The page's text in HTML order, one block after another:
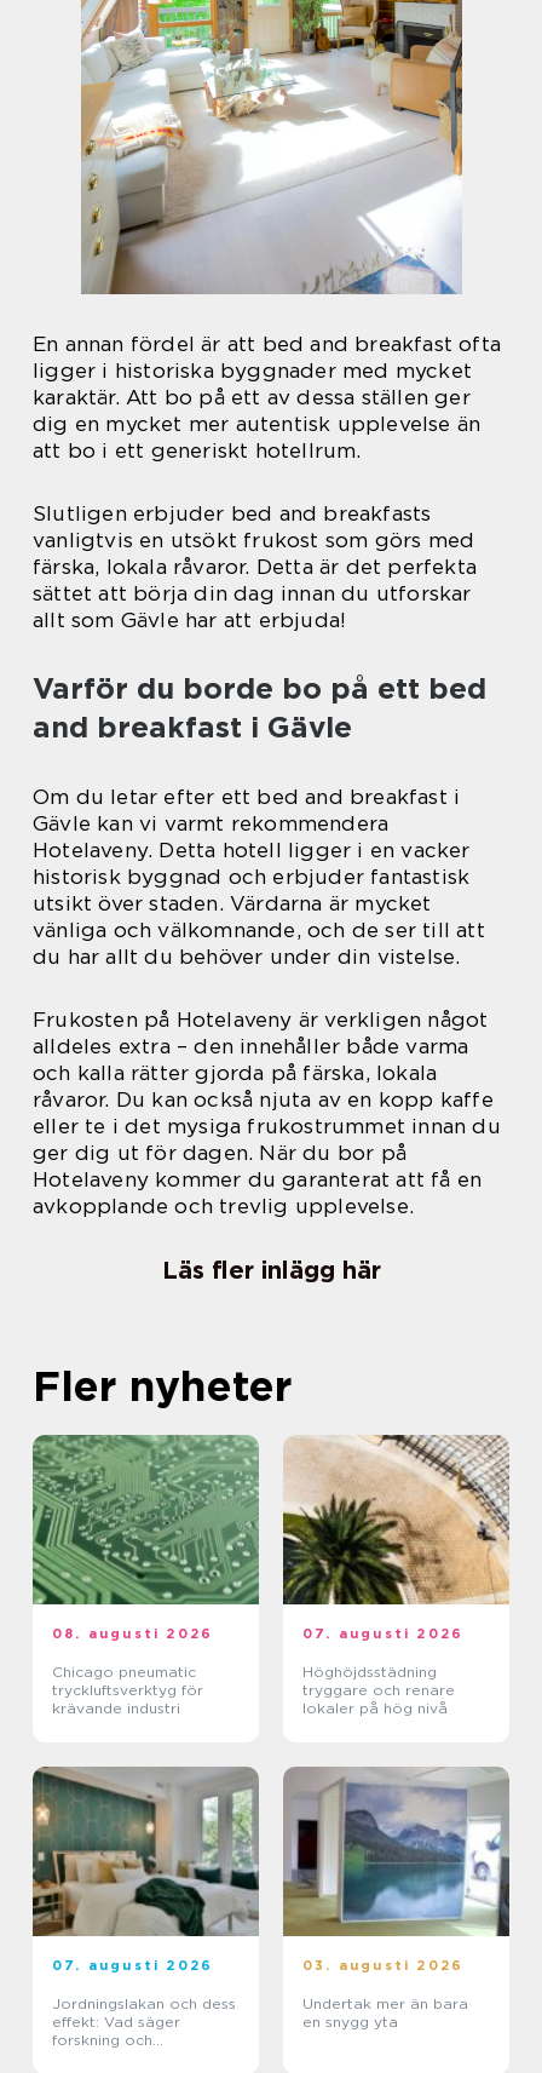
En annan fördel är att bed and breakfast ofta
ligger i historiska byggnader med mycket
karaktär. Att bo på ett av dessa ställen ger
dig en mycket mer autentisk upplevelse än
att bo i ett generiskt hotellrum.
Slutligen erbjuder bed and breakfasts
vanligtvis en utsökt frukost som görs med
färska, lokala råvaror. Detta är det perfekta
sättet att börja din dag innan du utforskar
allt som Gävle har att erbjuda!
Varför du borde bo på ett bed
and breakfast i Gävle
Om du letar efter ett bed and breakfast i
Gävle kan vi varmt rekommendera
Hotelaveny. Detta hotell ligger i en vacker
historisk byggnad och erbjuder fantastisk
utsikt över staden. Värdarna är mycket
vänliga och välkomnande, och de ser till att
du har allt du behöver under din vistelse.
Frukosten på Hotelaveny är verkligen något
alldeles extra – den innehåller både varma
och kalla rätter gjorda på färska, lokala
råvaror. Du kan också njuta av en kopp kaffe
eller te i det mysiga frukostrummet innan du
ger dig ut för dagen. När du bor på
Hotelaveny kommer du garanterat att få en
avkopplande och trevlig upplevelse.
Läs fler inlägg här
Fler nyheter
08. augusti 2026
Chicago pneumatic
tryckluftsverktyg för
krävande industri
07. augusti 2026
Höghöjdsstädning
tryggare och renare
lokaler på hög nivå
07. augusti 2026
Jordningslakan och dess
effekt: Vad säger
forskning och
03. augusti 2026
Undertak mer än bara
en snygg yta